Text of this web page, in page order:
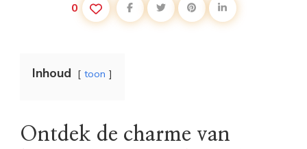
0
Inhoud toon
Ontdek de charme van